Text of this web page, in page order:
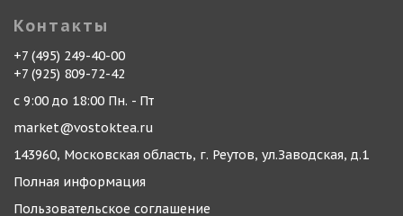
Контакты
+7 (495) 249-40-00
+7 (925) 809-72-42
с 9:00 до 18:00 Пн. - Пт
market@vostoktea.ru
143960, Московская область, г. Реутов, ул.Заводская, д.1
Полная информация
Пользовательское соглашение